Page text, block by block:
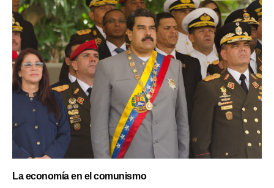
La economía en el comunismo